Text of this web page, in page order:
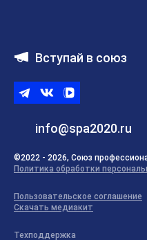
Вступай в союз
info@spa2020.ru
TelegramВКонтакте
ВК
©2022 - 2026, Союз
Политика обработки
Пользовательское соглашение
Скачать медиакит
Техподдержка